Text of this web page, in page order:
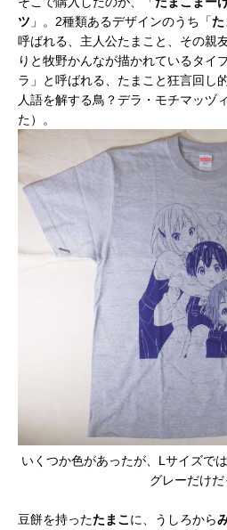
ツ 」。2種類あるデザインのうち「た
呼ばれる、主人公たまこと、その親
りと牧野かんなが描かれているタイ
ラ」と呼ばれる、たまこと狂言回し
人語を解する鳥？デラ・モチマッヅ
た）。
いくつか色があったが、Lサイズで
グレーだけだ
豆餅を持ったたまこ に、うしろから